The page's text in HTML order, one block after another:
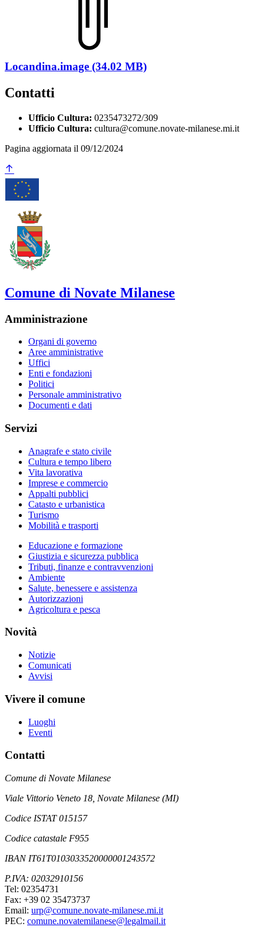
Locandina.image (34.02 MB)
Contatti
Ufficio Cultura: 0235473272/309
Ufficio Cultura: cultura@comune.novate-milanese.mi.it
Pagina aggiornata il 09/12/2024
Comune di Novate Milanese
Amministrazione
Organi di governo
Aree amministrative
Uffici
Enti e fondazioni
Politici
Personale amministrativo
Documenti e dati
Servizi
Anagrafe e stato civile
Cultura e tempo libero
Vita lavorativa
Imprese e commercio
Appalti pubblici
Catasto e urbanistica
Turismo
Mobilità e trasporti
Educazione e formazione
Giustizia e sicurezza pubblica
Tributi, finanze e contravvenzioni
Ambiente
Salute, benessere e assistenza
Autorizzazioni
Agricoltura e pesca
Novità
Notizie
Comunicati
Avvisi
Vivere il comune
Luoghi
Eventi
Contatti
Comune di Novate Milanese
Viale Vittorio Veneto 18, Novate Milanese (MI)
Codice ISTAT 015157
Codice catastale F955
IBAN IT61T0103033520000001243572
P.IVA: 02032910156
Tel: 02354731
Fax: +39 02 35473737
Email: urp@comune.novate-milanese.mi.it
PEC: comune.novatemilanese@legalmail.it